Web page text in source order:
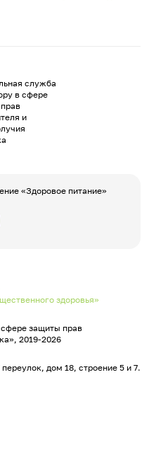
служба
в сфере
и
«Здоровое питание»
здоровья»
защиты прав
2019-2026
дом 18, строение 5 и 7.